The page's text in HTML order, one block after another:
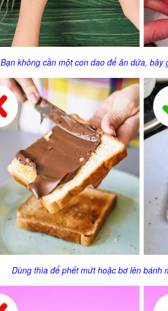
Bạn không cần một con dao để ăn dứa,
Dùng thìa để phết mứt hoặc bơ lên ​​bánh